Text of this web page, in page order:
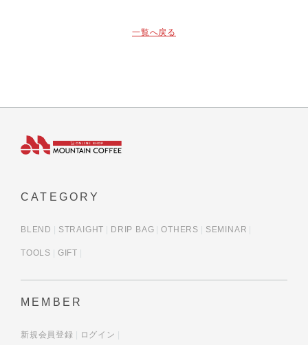
一覧へ戻る
CATEGORY
BLEND STRAIGHT DRIP BAG OTHERS SEMINAR
TOOLS GIFT
MEMBER
新規会員登録 ログイン